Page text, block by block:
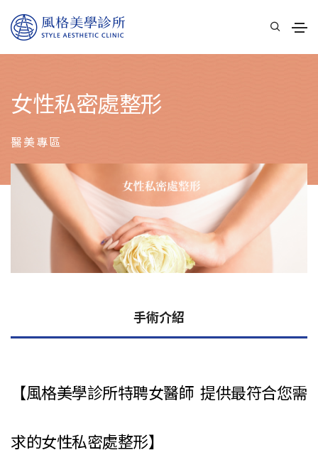
女性私密處整形
醫美專區
手術介紹
【風格美學診所特聘女醫師 提供最符合您需
求的女性私密處整形】